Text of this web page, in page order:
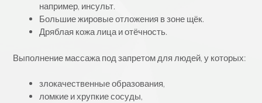
например, инсульт.
Большие жировые отложения в зоне щёк.
Дряблая кожа лица и отёчность.
Выполнение массажа под запретом для людей, у которых:
злокачественные образования,
ломкие и хрупкие сосуды,